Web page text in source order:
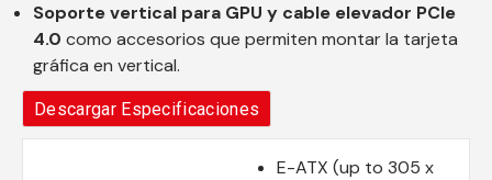
Soporte vertical para GPU y cable elevador PCIe
4.0 como accesorios que permiten montar la tarjeta
gráfica en vertical.
Descargar Especificaciones
E-ATX (up to 305 x